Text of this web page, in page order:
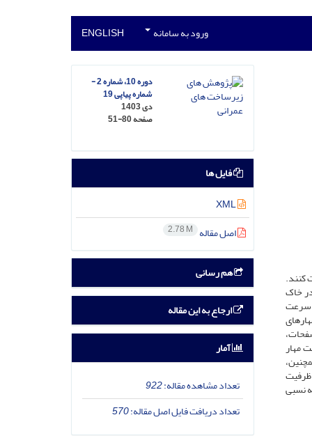
ورود به سامانه ENGLISH
کنند.
خاک
سرعت
مهار
افزایش می‌یابد. همچنین،
با دانسیته نسبی
دوره 10، شماره 2 -
شماره پیاپی 19
دی 1403
صفحه51-80
فایل ها
XML
اصل مقاله 2.78 M
هم رسانی
ارجاع به این مقاله
آمار
تعداد مشاهده مقاله:922
تعداد دریافت فایل اصل مقاله:570